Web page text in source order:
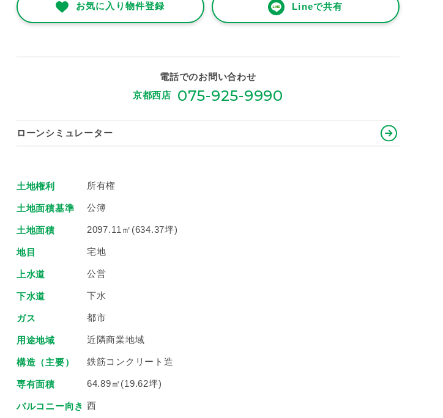
お気に入り物件登録 Lineで共有
電話でのお問い合わせ
京都西店
075-925-9990
ローンシミュレーター
土地権利 所有権
土地面積基準 公簿
土地面積 2097.11㎡(634.37坪)
地目 宅地
上水道 公営
下水道 下水
ガス 都市
用途地域 近隣商業地域
構造（主要） 鉄筋コンクリート造
専有面積 64.89㎡(19.62坪)
バルコニー向き 西